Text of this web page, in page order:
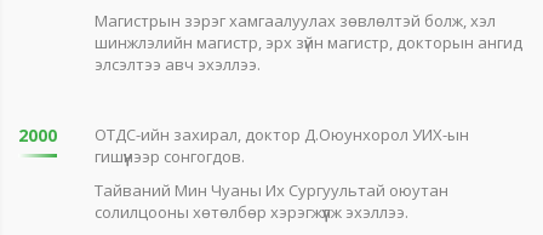
Магистрын зэрэг хамгаалуулах зөвлөлтэй болж, хэл
шинжлэлийн магистр, эрх зүйн магистр, докторын ангид
элсэлтээ авч эхэллээ.
2000
ОТДС-ийн захирал, доктор Д.Оюунхорол УИХ-ын
гишүүнээр сонгогдов.
Тайваний Мин Чуаны Их Сургуультай оюутан
солилцооны хөтөлбөр хэрэгжүүлж эхэллээ.